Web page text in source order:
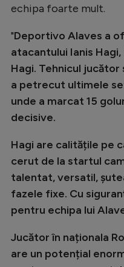
echipa foarte mult.
"Deportivo Alaves a
atacantului Ianis
Hagi. Tehnicul jucător
a petrecut ultimele
unde a marcat 15
decisive.
Hagi are calitățile pe
cerut de la startul
talentat, versatil,
fazele fixe. Cu
pentru echipa lui
Jucător în naționala
are un potențial